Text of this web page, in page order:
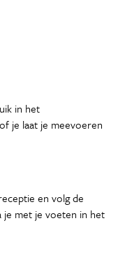
in het
je laat je meevoeren
en volg de
je met je voeten in het